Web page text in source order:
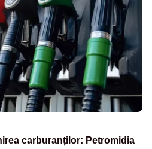
carburanților: Petromidia